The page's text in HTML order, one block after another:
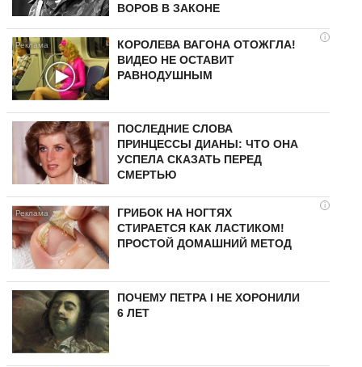
ВОРОВ В ЗАКОНЕ
i
КОРОЛЕВА ВАГОНА ОТОЖГЛА!
ВИДЕО НЕ ОСТАВИТ
РАВНОДУШНЫМ
ПОСЛЕДНИЕ СЛОВА
ПРИНЦЕССЫ ДИАНЫ: ЧТО ОНА
УСПЕЛА СКАЗАТЬ ПЕРЕД
СМЕРТЬЮ
i
ГРИБОК НА НОГТЯХ
СТИРАЕТСЯ КАК ЛАСТИКОМ!
ПРОСТОЙ ДОМАШНИЙ МЕТОД
ПОЧЕМУ ПЕТРА I НЕ ХОРОНИЛИ
6 ЛЕТ